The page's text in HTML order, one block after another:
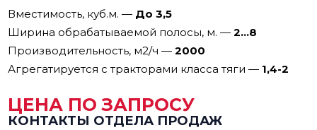
Вместимость, куб.м. — До 3,5
Ширина обрабатываемой пoлoсы, м. —2...8
Производительность, м2/ч —2000
Агрегатируется с тракторами класса тяги — 1,4-2
ЦЕНА ПО ЗАПРОСУ
КОНТАКТЫ ОТДЕЛА ПРОДАЖ